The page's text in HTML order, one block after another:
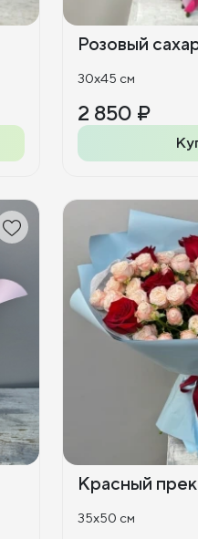
Розовый
30x45 см
2 850 ₽
Красный
35x50 см